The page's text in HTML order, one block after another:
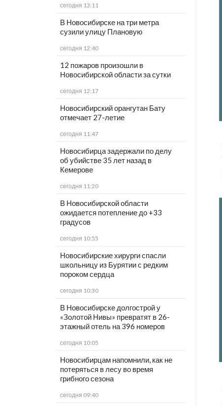
сегодня 13:11
В Новосибирске на три метра
сузили улицу Плановую
сегодня 12:40
12 пожаров произошли в
Новосибирской области за сутки
сегодня 12:17
Новосибирский орангутан Бату
отмечает 27-летие
сегодня 11:47
Новосибирца задержали по делу
об убийстве 35 лет назад в
Кемерове
сегодня 11:20
В Новосибирской области
ожидается потепление до +33
градусов
сегодня 10:55
Новосибирские хирурги спасли
школьницу из Бурятии с редким
пороком сердца
сегодня 10:30
В Новосибирске долгострой у
«Золотой Нивы» превратят в 26-
этажный отель на 396 номеров
сегодня 10:05
Новосибирцам напомнили, как не
потеряться в лесу во время
грибного сезона
сегодня 09:40